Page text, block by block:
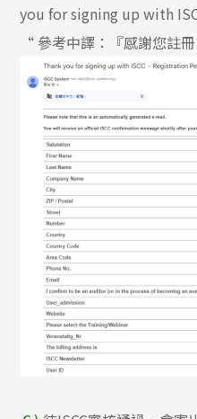
you for signing up with
“ 參考中譯：『感謝您註冊